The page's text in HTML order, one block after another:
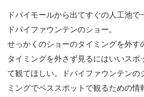
ドバイモールから出てすぐの人工池で
ドバイファウンテンのショー。
せっかくのショーのタイミングを外す
タイミングを外さず見るにはいいスポ
て観てほしい。ドバイファウンテンの
ミングでベススポットで観るための情